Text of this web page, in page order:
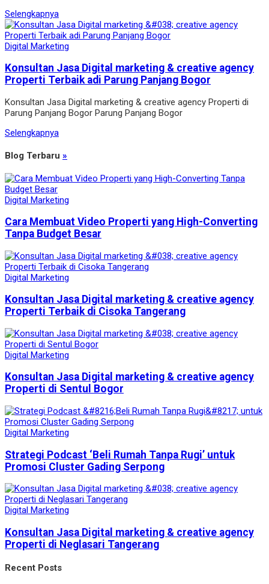
Selengkapnya
Digital Marketing
Konsultan Jasa Digital marketing & creative agency
Properti Terbaik adi Parung Panjang Bogor
Konsultan Jasa Digital marketing & creative agency Properti di
Parung Panjang Bogor Parung Panjang Bogor
Selengkapnya
Blog Terbaru »
Digital Marketing
Cara Membuat Video Properti yang High-Converting
Tanpa Budget Besar
Digital Marketing
Konsultan Jasa Digital marketing & creative agency
Properti Terbaik di Cisoka Tangerang
Digital Marketing
Konsultan Jasa Digital marketing & creative agency
Properti di Sentul Bogor
Digital Marketing
Strategi Podcast ‘Beli Rumah Tanpa Rugi’ untuk
Promosi Cluster Gading Serpong
Digital Marketing
Konsultan Jasa Digital marketing & creative agency
Properti di Neglasari Tangerang
Recent Posts